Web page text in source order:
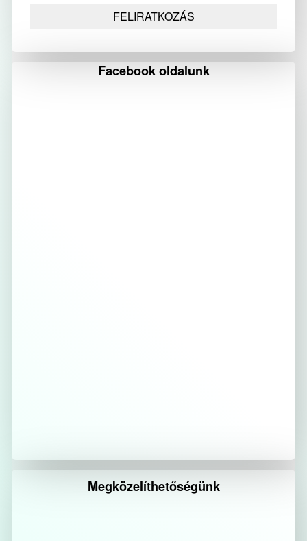
Facebook oldalunk
Megközelíthetőségünk